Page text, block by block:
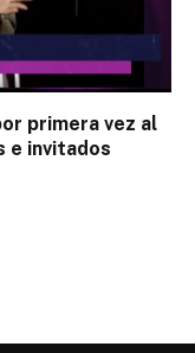
primera vez al
e invitados